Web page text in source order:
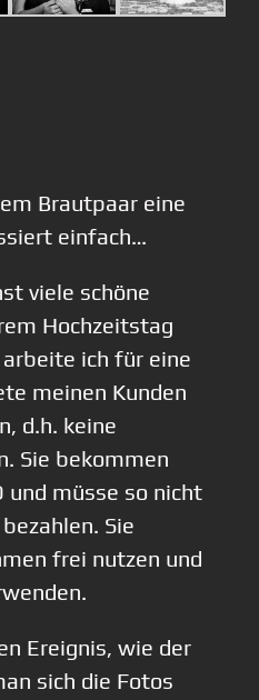
Brautpaar eine
einfach…
viele schöne
Hochzeitstag
ich für eine
meinen Kunden
d.h. keine
Sie bekommen
und müsse so nicht
Sie
frei nutzen und
Ereignis, wie der
sich die Fotos